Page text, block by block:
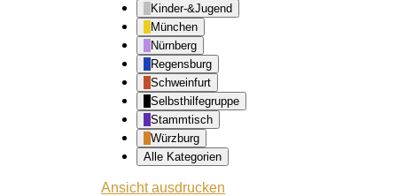
Kinder-&Jugend
München
Nürnberg
Regensburg
Schweinfurt
Selbsthilfegruppe
Stammtisch
Würzburg
Alle Kategorien
Ansichtausdrucken